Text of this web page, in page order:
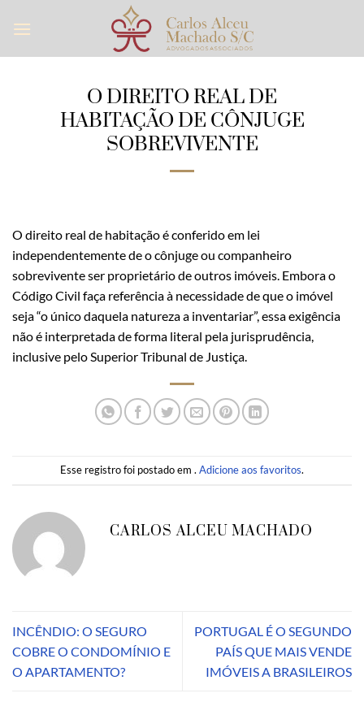
O DIREITO REAL DE
HABITAÇÃO DE CÔNJUGE
SOBREVIVENTE
O direito real de habitação é conferido em lei
independentemente de o cônjuge ou companheiro
sobrevivente ser proprietário de outros imóveis. Embora o
Código Civil faça referência à necessidade de que o imóvel
seja “o único daquela natureza a inventariar”, essa exigência
não é interpretada de forma literal pela jurisprudência,
inclusive pelo Superior Tribunal de Justiça.
Esse registro foi postado em . Adicione aos favoritos.
CARLOS ALCEU MACHADO
INCÊNDIO: O SEGURO
COBRE O CONDOMÍNIO E
O APARTAMENTO?
PORTUGAL É O SEGUNDO
PAÍS QUE MAIS VENDE
IMÓVEIS A BRASILEIROS